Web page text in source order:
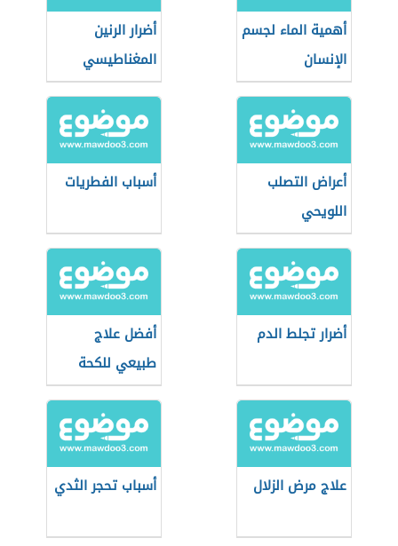
أهمية الماء لجسم
الإنسان
أضرار الرنين
المغناطيسي
أعراض التصلب
اللويحي
أسباب الفطريات
أضرار تجلط الدم
أفضل علاج
طبيعي للكحة
علاج مرض الزلال أسباب تحجر الثدي